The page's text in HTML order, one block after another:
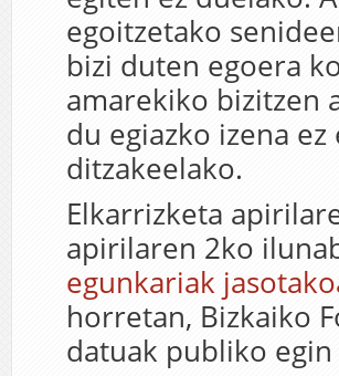
egoitzetako
bizi duten egoera
amarekiko bizitzen
du egiazko izena
ditzakeelako.
Elkarrizketa
apirilaren 2ko
egunkariak
horretan, Bizkaiko
datuak publiko